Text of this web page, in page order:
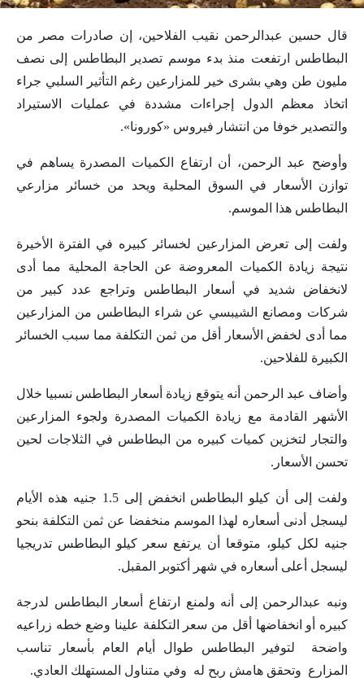
قال حسين عبدالرحمن نقيب الفلاحين، إن صادرات مصر من
البطاطس ارتفعت منذ بدء موسم تصدير البطاطس إلى نصف
مليون طن وهي بشرى خير للمزارعين رغم التأثير السلبي جراء
اتخاذ معظم الدول إجراءات مشددة في عمليات الاستيراد
والتصدير خوفا من انتشار فيروس «كورونا».
وأوضح عبد الرحمن، أن ارتفاع الكميات المصدرة يساهم في
توازن الأسعار في السوق المحلية ويحد من خسائر مزارعي
البطاطس هذا الموسم.
ولفت إلى تعرض المزارعين لخسائر كبيره في الفترة الأخيرة
نتيجة زيادة الكميات المعروضة عن الحاجة المحلية مما أدى
لانخفاض شديد في أسعار البطاطس وتراجع عدد كبير من
شركات ومصانع الشيبسي عن شراء البطاطس من المزارعين
مما أدى لخفض الأسعار أقل من ثمن التكلفة مما سبب الخسائر
الكبيرة للفلاحين.
وأضاف عبد الرحمن أنه يتوقع زيادة أسعار البطاطس نسبيا خلال
الأشهر القادمة مع زيادة الكميات المصدرة ولجوء المزارعين
والتجار لتخزين كميات كبيره من البطاطس في الثلاجات لحين
تحسن الأسعار.
ولفت إلى أن كيلو البطاطس انخفض إلى 1.5 جنيه هذه الأيام
ليسجل أدنى أسعاره لهذا الموسم منخفضا عن ثمن التكلفة بنحو
جنيه لكل كيلو، متوقعا أن يرتفع سعر كيلو البطاطس تدريجيا
ليسجل أعلى أسعاره في شهر أكتوبر المقبل.
ونبه عبدالرحمن إلى أنه ولمنع ارتفاع أسعار البطاطس لدرجة
كبيره أو انخفاضها أقل من سعر التكلفة علينا وضع خطه زراعيه
واضحة لتوفير البطاطس طوال أيام العام بأسعار تناسب
المزارع وتحقق هامش ربح له وفي متناول المستهلك العادي.